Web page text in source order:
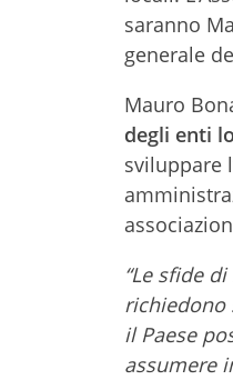
saranno
generale
Mauro
degli enti
sviluppare
“Le sfide
richiedono
il Paese
assumere